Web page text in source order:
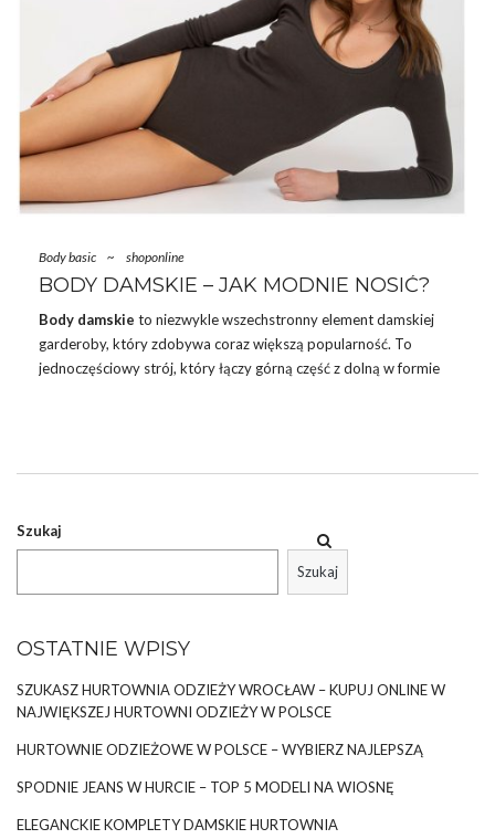
Body basic ~ shoponline
BODY DAMSKIE – JAK MODNIE NOSIĆ?
Body damskie to niezwykle wszechstronny element damskiej
garderoby, który zdobywa coraz większą popularność. To
jednoczęściowy strój, który łączy górną część z dolną w formie
POZNAJ MODNE RODZAJE BODY, KTÓRE
MUSISZ MIEĆ W SWOJEJ SZAFIE!
Modne rodzaje damskich body to różnorodne fasony, które
Szukaj
Szukaj
OSTATNIE WPISY
SZUKASZ HURTOWNIA ODZIEŻY WROCŁAW – KUPUJ ONLINE W
NAJWIĘKSZEJ HURTOWNI ODZIEŻY W POLSCE
HURTOWNIE ODZIEŻOWE W POLSCE – WYBIERZ NAJLEPSZĄ
SPODNIE JEANS W HURCIE – TOP 5 MODELI NA WIOSNĘ
ELEGANCKIE KOMPLETY DAMSKIE HURTOWNIA